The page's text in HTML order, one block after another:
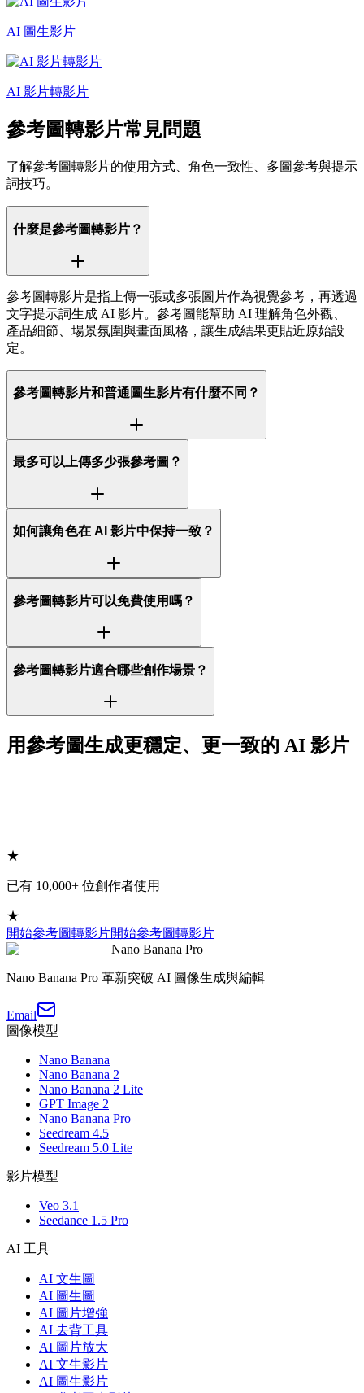
AI 圖生影片
AI 影片轉影片
參考圖轉影片常見問題
了解參考圖轉影片的使用方式、角色一致性、多圖參考與提示
詞技巧。
什麼是參考圖轉影片？
參考圖轉影片是指上傳一張或多張圖片作為視覺參考，再透過
文字提示詞生成 AI 影片。參考圖能幫助 AI 理解角色外觀、
產品細節、場景氛圍與畫面風格，讓生成結果更貼近原始設
定。
參考圖轉影片和普通圖生影片有什麼不同？
最多可以上傳多少張參考圖？
如何讓角色在 AI 影片中保持一致？
參考圖轉影片可以免費使用嗎？
參考圖轉影片適合哪些創作場景？
用參考圖生成更穩定、更一致的 AI 影片
★
已有 10,000+ 位創作者使用
★
開始參考圖轉影片開始參考圖轉影片
Nano Banana Pro
Nano Banana Pro 革新突破 AI 圖像生成與編輯
Email
圖像模型
Nano Banana
Nano Banana 2
Nano Banana 2 Lite
GPT Image 2
Nano Banana Pro
Seedream 4.5
Seedream 5.0 Lite
影片模型
Veo 3.1
Seedance 1.5 Pro
AI 工具
AI 文生圖
AI 圖生圖
AI 圖片增強
AI 去背工具
AI 圖片放大
AI 文生影片
AI 圖生影片